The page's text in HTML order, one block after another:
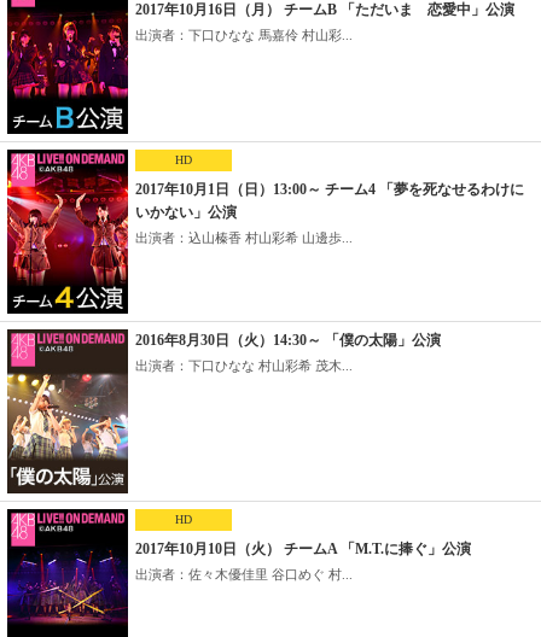
2017年10月16日（月） チームB 「ただいま 恋愛中」公演
出演者：下口ひなな 馬嘉伶 村山彩...
HD
2017年10月1日（日）13:00～ チーム4 「夢を死なせるわけに
いかない」公演
出演者：込山榛香 村山彩希 山邊歩...
2016年8月30日（火）14:30～ 「僕の太陽」公演
出演者：下口ひなな 村山彩希 茂木...
HD
2017年10月10日（火） チームA 「M.T.に捧ぐ」公演
出演者：佐々木優佳里 谷口めぐ 村...